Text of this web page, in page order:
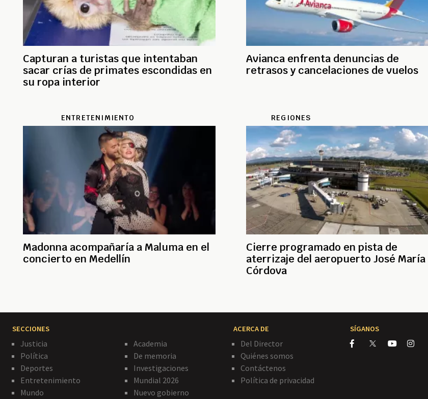
Capturan a turistas que intentaban
sacar crías de primates escondidas en
su ropa interior
Avianca enfrenta denuncias de
retrasos y cancelaciones de vuelos
ENTRETENIMIENTO
Madonna acompañaría a Maluma en el
concierto en Medellín
REGIONES
Cierre programado en pista de
aterrizaje del aeropuerto José María
Córdova
SECCIONES
Justicia
Política
Deportes
Entretenimiento
Mundo
Academia
De memoria
Investigaciones
Mundial 2026
Nuevo gobierno
ACERCA DE
Del Director
Quiénes somos
Contáctenos
Política de privacidad
SÍGANOS